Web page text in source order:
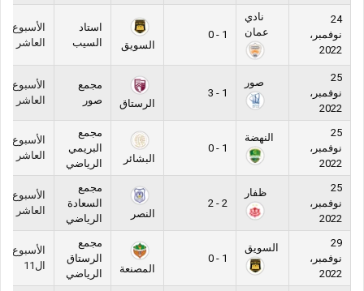
24
نوفمبر،
2022
نادي
عمان
1 - 0
السويق
استاد
السيب
الأسبوع
العاشر
25
نوفمبر،
2022
صور
1 - 3
الرستاق
مجمع
صور
الأسبوع
العاشر
25
نوفمبر،
2022
النهضة
1 - 0
البشائر
مجمع
البريمي
الرياضي
الأسبوع
العاشر
25
نوفمبر،
2022
ظفار
2 - 2
النصر
مجمع
السعادة
الرياضي
الأسبوع
العاشر
29
نوفمبر،
2022
السويق
1 - 0
المصنعة
مجمع
الرستاق
الرياضي
الأسبوع
ال11